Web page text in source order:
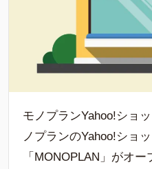
モノプランYahoo!ショ
ノプランのYahoo!ショ
「MONOPLAN」がオ